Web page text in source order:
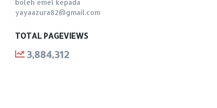
boleh emel kepada
yayaazura82@gmail.com
TOTAL PAGEVIEWS
3,884,312